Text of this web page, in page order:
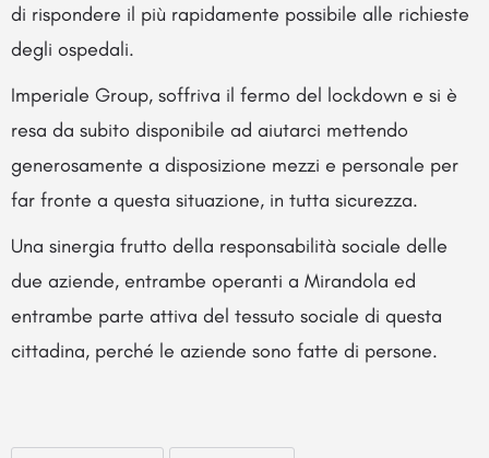
di rispondere il più rapidamente possibile alle richieste
degli ospedali.
Imperiale Group, soffriva il fermo del lockdown e si è
resa da subito disponibile ad aiutarci mettendo
generosamente a disposizione mezzi e personale per
far fronte a questa situazione, in tutta sicurezza.
Una sinergia frutto della responsabilità sociale delle
due aziende, entrambe operanti a Mirandola ed
entrambe parte attiva del tessuto sociale di questa
cittadina, perché le aziende sono fatte di persone.